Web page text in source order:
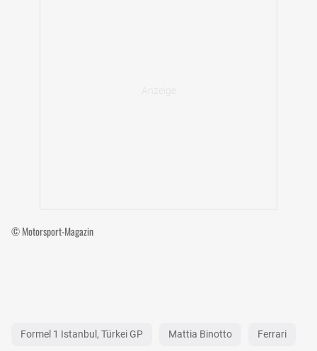
© Motorsport-Magazin
Formel 1 Istanbul, Türkei GP Mattia Binotto Ferrari